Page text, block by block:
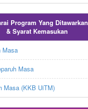
Program Yang Ditawarkan
& Syarat Kemasukan
Masa
Masa
Masa (KKB UiTM)